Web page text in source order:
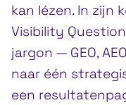
kan lézen. In zijn
Visibility
jargon — GEO,
naar één
een